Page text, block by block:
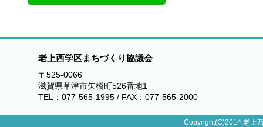
老上西学区まちづくり協議会
〒525-0066
滋賀県草津市矢橋町526番地1
TEL：077-565-1995 / FAX：077-565-2000
Copyright(C)2014 老上